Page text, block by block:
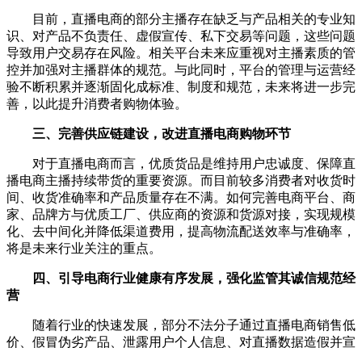
目前，直播电商的部分主播存在缺乏与产品相关的专业知
识、对产品不负责任、虚假宣传、私下交易等问题，这些问题
导致用户交易存在风险。相关平台未来应重视对主播素质的管
控并加强对主播群体的规范。与此同时，平台的管理与运营经
验不断积累并逐渐固化成标准、制度和规范，未来将进一步完
善，以此提升消费者购物体验。
三、完善供应链建设，改进直播电商购物环节
对于直播电商而言，优质货品是维持用户忠诚度、保障直
播电商主播持续带货的重要资源。而目前较多消费者对收货时
间、收货准确率和产品质量存在不满。如何完善电商平台、商
家、品牌方与优质工厂、供应商的资源和货源对接，实现规模
化、去中间化并降低渠道费用，提高物流配送效率与准确率，
将是未来行业关注的重点。
四、引导电商行业健康有序发展，强化监管其诚信规范经
营
随着行业的快速发展，部分不法分子通过直播电商销售低
价、假冒伪劣产品、泄露用户个人信息、对直播数据造假并宣